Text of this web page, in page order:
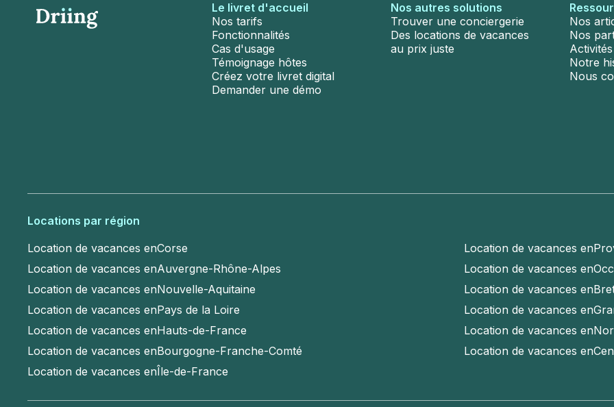
Le livret d'accueil
Nos tarifs
Fonctionnalités
Cas d'usage
Témoignage hôtes
Créez votre livret digital
Demander une démo
Nos autres solutions
Trouver une conciergerie
Des locations de vacances
au prix juste
Nos
Nos
Notre
Nous
Locations par région
Location de vacances enCorse Location de vacances en
Location de vacances enAuvergne-Rhône-Alpes Location de vacances en
Location de vacances enNouvelle-Aquitaine Location de vacances en
Location de vacances enPays de la Loire Location de vacances en
Location de vacances enHauts-de-France Location de vacances en
Location de vacances enBourgogne-Franche-Comté Location de vacances en
Location de vacances enÎle-de-France